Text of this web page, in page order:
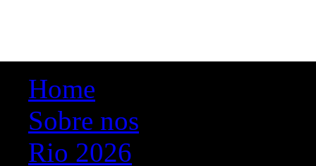
Home
Sobre nos
Rio 2026